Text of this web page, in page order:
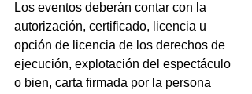
Los eventos deberán contar con la
autorización, certificado, licencia u
opción de licencia de los derechos de
ejecución, explotación del espectáculo
o bien, carta firmada por la persona